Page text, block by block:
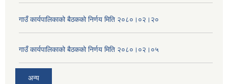
गाउँ कार्यपालिकाको बैठकको निर्णय मिति २०८०।०२।२०
गाउँ कार्यपालिकाको बैठकको निर्णय मिति २०८०।०२।०५
अन्य